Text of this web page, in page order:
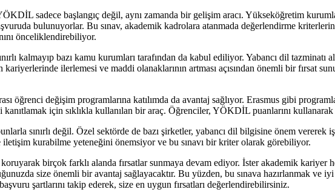
sadece başlangıç değil, aynı zamanda bir gelişim aracı. Yükseköğretim
bulunuyorlar. Bu sınav, akademik kadrolara atanmada değerlendirme
önceliklendirebiliyor.
kalmayıp bazı kamu kurumları tarafından da kabul ediliyor. Yabancı dil
ilerlemesi ve maddi olanaklarının artması açısından önemli bir fırsat
öğrenci değişim programlarına katılımda da avantaj sağlıyor. Erasmus gibi
için sıklıkla kullanılan bir araç. Öğrenciler, YÖKDİL puanlarını kullanarak
sınırlı değil. Özel sektörde de bazı şirketler, yabancı dil bilgisine önem
iletişim kurabilme yeteneğini önemsiyor ve bu sınavı bir kriter olarak görebiliyor.
birçok farklı alanda fırsatlar sunmaya devam ediyor. İster akademik kariyer
size önemli bir avantaj sağlayacaktır. Bu yüzden, bu sınava hazırlanmak ve
şartlarını takip ederek, size en uygun fırsatları değerlendirebilirsiniz.